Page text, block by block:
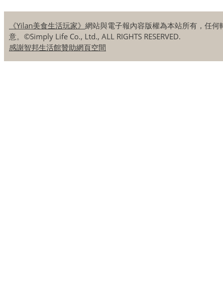
《Yilan美食生活玩家》 網站與電子報內容版權為本站所有，任何
意。©Simply Life Co., Ltd., ALL RIGHTS RESERVED.
感謝智邦生活館贊助網頁空間